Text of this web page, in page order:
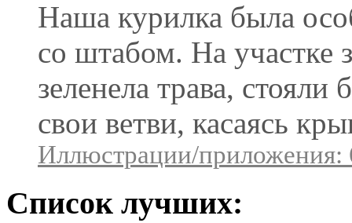
Наша курилка была
со штабом. На участке
зеленела трава,
свои ветви, касаясь
Иллюстрации/приложения:
Список лучших: